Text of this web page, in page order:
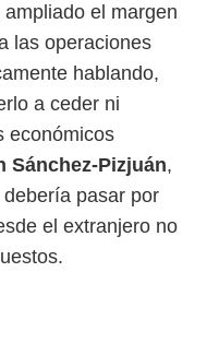
el margen
las operaciones
hablando,
a ceder ni
económicos
Sánchez-Pizjuán,
pasar por
el extranjero no